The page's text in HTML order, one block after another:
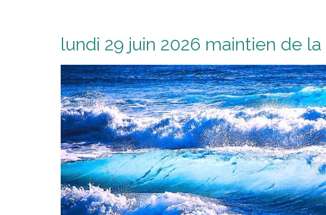
lundi 29 juin 2026 maintien de